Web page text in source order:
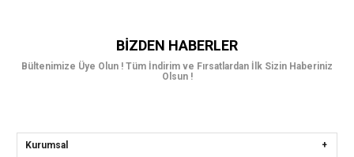
BIZDEN HABERLER
Bültenimize Üye Olun ! Tüm İndirim ve Fırsatlardan İlk Sizin Haberiniz
Olsun !
Kurumsal